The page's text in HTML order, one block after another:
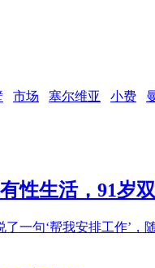
市场 塞尔维亚 小费
性生活，91岁
一句‘帮我安排工作’